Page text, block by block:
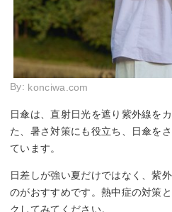
By: konciwa.com
日傘は、直射日光を遮り紫外線を
た、暑さ対策にも役立ち、日傘を
ています。
日差しが強い夏だけではなく、紫
のがおすすめです。熱中症の対策
クしてみてください。